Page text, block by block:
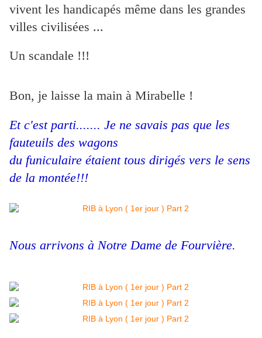
vivent les handicapés même dans les grandes
villes civilisées ...
Un scandale !!!
Bon, je laisse la main à Mirabelle !
Et c'est parti....... Je ne savais pas que les
fauteuils des wagons
du funiculaire étaient tous dirigés vers le sens
de la montée!!!
Nous arrivons à Notre Dame de Fourvière.